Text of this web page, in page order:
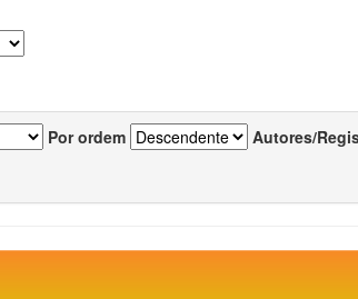
Por ordem Autores/